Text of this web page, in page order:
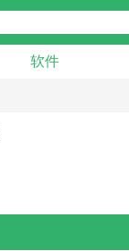
软件